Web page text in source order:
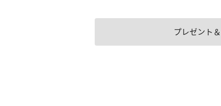
プレゼント